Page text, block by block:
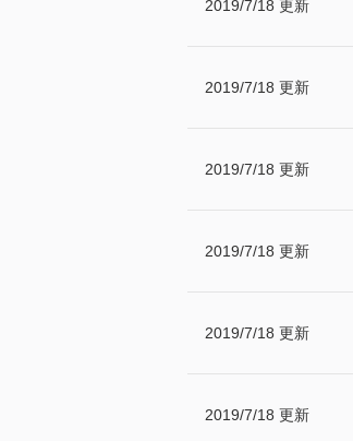
2019/7/18 更新
2019/7/18 更新
2019/7/18 更新
2019/7/18 更新
2019/7/18 更新
2019/7/18 更新